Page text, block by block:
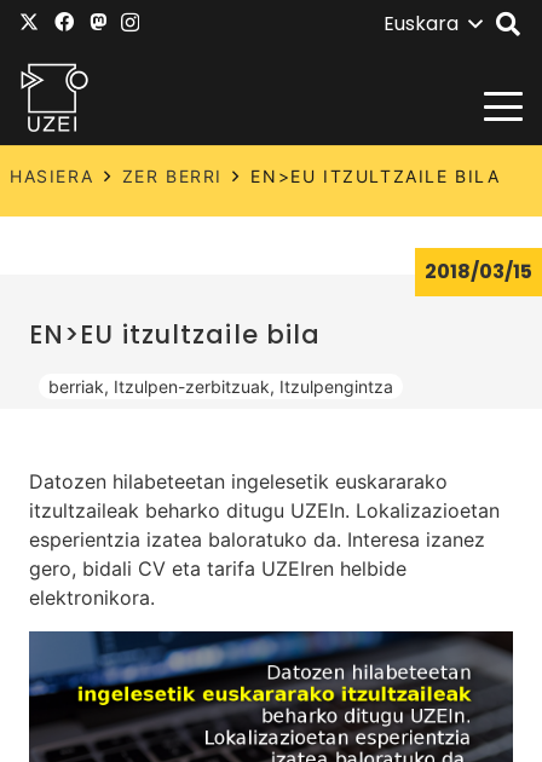
Euskara
HASIERA ZER BERRI EN>EU ITZULTZAILE BILA
EN>EU itzultzaile bila
berriak, Itzulpen-zerbitzuak, Itzulpengintza
2018/03/15
Datozen hilabeteetan ingelesetik euskararako
itzultzaileak beharko ditugu UZEIn. Lokalizazioetan
esperientzia izatea baloratuko da. Interesa izanez
gero, bidali CV eta tarifa UZEIren helbide
elektronikora.